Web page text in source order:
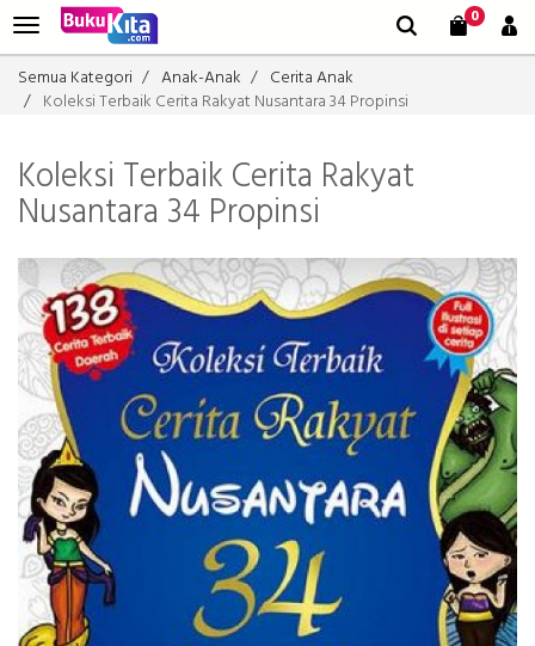
0
Semua Kategori Anak-Anak
Cerita Anak
Koleksi Terbaik Cerita Rakyat Nusantara 34 Propinsi
Koleksi Terbaik Cerita Rakyat
Nusantara 34 Propinsi